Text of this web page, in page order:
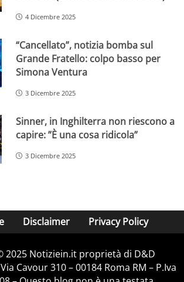
4 Dicembre 2025
“Cancellato”, notizia bomba sul
Grande Fratello: colpo basso per
Simona Ventura
3 Dicembre 2025
Sinner, in Inghilterra non riescono a
capire: ”È una cosa ridicola”
3 Dicembre 2025
Disclaimer Privacy Policy
2025 Notiziein.it proprietà di D&D
Cavour 310 – 00184 Roma RM – P.Iva